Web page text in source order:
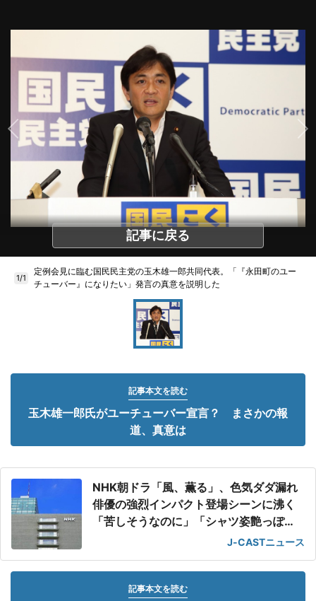
記事に戻る
1/1
定例会見に臨む国民民主党の玉木雄一郎共同代表。「『永田町のユー
チューバー』になりたい」発言の真意を説明した
記事本文を読む
玉木雄一郎氏がユーチューバー宣言？ まさかの報
道、真意は
NHK朝ドラ「風、薫る」、色気ダダ漏れ
俳優の強烈インパクト登場シーンに沸く
「苦しそうなのに」「シャツ姿艶っぽ
J-CASTニュース
記事本文を読む